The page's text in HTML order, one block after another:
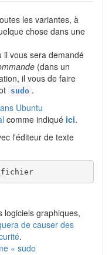
les variantes, à
chose dans une
il vous sera demandé
(dans un
il vous de faire
sudo .
comme indiqué ici.
l'éditeur de texte
logiciels graphiques,
de causer des
.